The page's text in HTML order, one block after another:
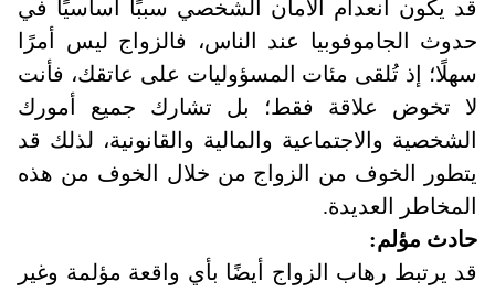
قد يكون انعدام الأمان الشخصي سببًا أساسيًا في
حدوث الجاموفوبيا عند الناس، فالزواج ليس أمرًا
سهلًا؛ إذ تُلقى مئات المسؤوليات على عاتقك، فأنت
لا تخوض علاقة فقط؛ بل تشارك جميع أمورك
الشخصية والاجتماعية والمالية والقانونية، لذلك قد
يتطور الخوف من الزواج من خلال الخوف من هذه
المخاطر العديدة.
حادث مؤلم:
قد يرتبط رهاب الزواج أيضًا بأي واقعة مؤلمة وغير